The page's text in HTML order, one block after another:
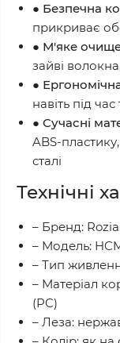
● Безпечна
прикриває
● М'яке
зайві
●
навіть під
● Сучасні
ABS-
сталі
Технічні
– Бренд: Rozia
– Модель:
– Тип
– Матеріал
(PC)
– Леза: